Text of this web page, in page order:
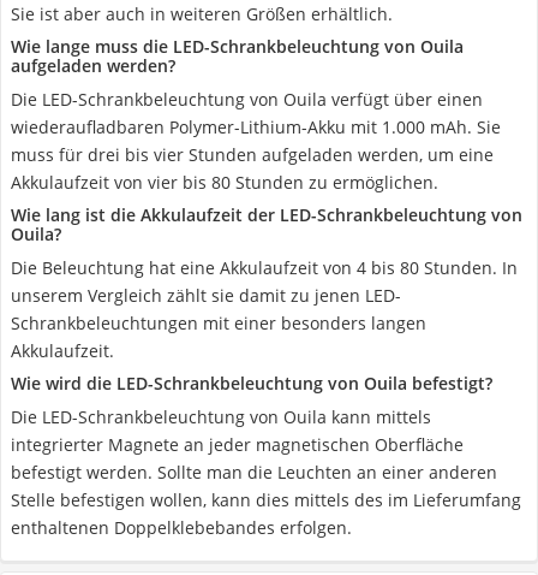
Sie ist aber auch in weiteren Größen erhältlich.
Wie lange muss die LED-Schrankbeleuchtung von Ouila
aufgeladen werden?
Die LED-Schrankbeleuchtung von Ouila verfügt über einen
wiederaufladbaren Polymer-Lithium-Akku mit 1.000 mAh. Sie
muss für drei bis vier Stunden aufgeladen werden, um eine
Akkulaufzeit von vier bis 80 Stunden zu ermöglichen.
Wie lang ist die Akkulaufzeit der LED-Schrankbeleuchtung von
Ouila?
Die Beleuchtung hat eine Akkulaufzeit von 4 bis 80 Stunden. In
unserem Vergleich zählt sie damit zu jenen LED-
Schrankbeleuchtungen mit einer besonders langen
Akkulaufzeit.
Wie wird die LED-Schrankbeleuchtung von Ouila befestigt?
Die LED-Schrankbeleuchtung von Ouila kann mittels
integrierter Magnete an jeder magnetischen Oberfläche
befestigt werden. Sollte man die Leuchten an einer anderen
Stelle befestigen wollen, kann dies mittels des im Lieferumfang
enthaltenen Doppelklebebandes erfolgen.